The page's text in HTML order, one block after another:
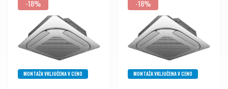
-18%
MONTAŽA VKLJUČENA V CENO
-18%
MONTAŽA VKLJUČENA V CENO